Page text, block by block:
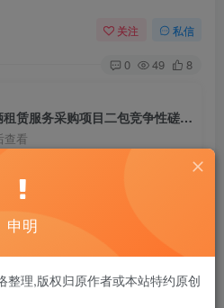
关注 私信
0 49 8
临泉县公务用车社会化车辆租赁服务采购项目二包竞争性磋商公告
查看
20
！建议登陆后购买，可保存购买订单
申明
整理,版权归原作者或本站特约原创